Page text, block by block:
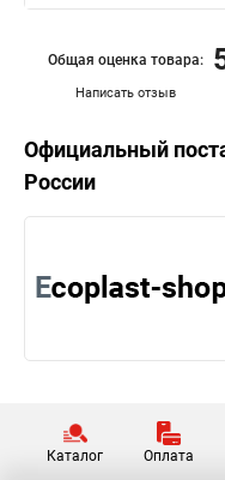
Написать отзыв
Общая оценка товара:
Официальный
России
Каталог Оплата